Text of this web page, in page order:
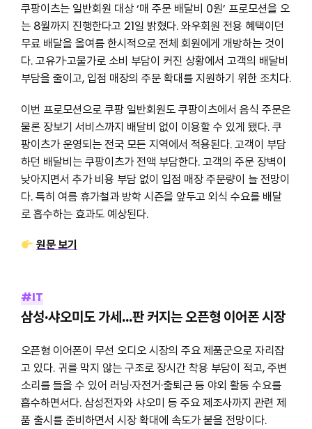
쿠팡이츠는 일반회원 대상 ‘매 주문 배달비 0원’ 프로모션을 오
는 8월까지 진행한다고 21일 밝혔다. 와우회원 전용 혜택이던
무료 배달을 올여름 한시적으로 전체 회원에게 개방하는 것이
다. 고유가·고물가로 소비 부담이 커진 상황에서 고객의 배달비
부담을 줄이고, 입점 매장의 주문 확대를 지원하기 위한 조치다.
이번 프로모션으로 쿠팡 일반회원도 쿠팡이츠에서 음식 주문은
물론 장보기 서비스까지 배달비 없이 이용할 수 있게 됐다. 쿠
팡이츠가 운영되는 전국 모든 지역에서 적용된다. 고객이 부담
하던 배달비는 쿠팡이츠가 전액 부담한다. 고객의 주문 장벽이
낮아지면서 추가 비용 부담 없이 입점 매장 주문량이 늘 전망이
다. 특히 여름 휴가철과 방학 시즌을 앞두고 외식 수요를 배달
로 흡수하는 효과도 예상된다.
원문 보기
#IT
삼성·샤오미도 가세…판 커지는 오픈형 이어폰 시장
오픈형 이어폰이 무선 오디오 시장의 주요 제품군으로 자리잡
고 있다. 귀를 막지 않는 구조로 장시간 착용 부담이 적고, 주변
소리를 들을 수 있어 러닝·자전거·출퇴근 등 야외 활동 수요를
흡수하면서다. 삼성전자와 샤오미 등 주요 제조사까지 관련 제
품 출시를 준비하면서 시장 확대에 속도가 붙을 전망이다.